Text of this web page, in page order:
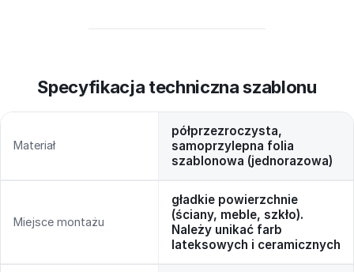
Specyfikacja techniczna szablonu
Materiał
półprzezroczysta,
samoprzylepna folia
szablonowa (jednorazowa)
Miejsce montażu
gładkie powierzchnie
(ściany, meble, szkło).
Należy unikać farb
lateksowych i ceramicznych